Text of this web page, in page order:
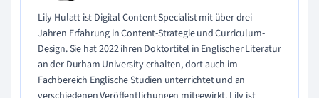
Lily Hulatt ist Digital Content Specialist mit über drei
Jahren Erfahrung in Content-Strategie und Curriculum-
Design. Sie hat 2022 ihren Doktortitel in Englischer Literatur
an der Durham University erhalten, dort auch im
Fachbereich Englische Studien unterrichtet und an